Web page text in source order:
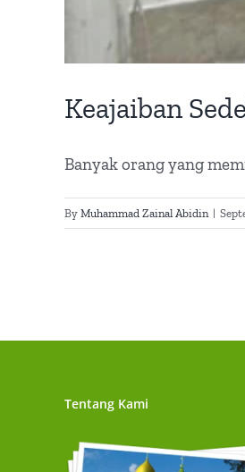
Keajaiban
Banyak orang yang
By Muhammad Zainal Abidin |
Tentang Kami